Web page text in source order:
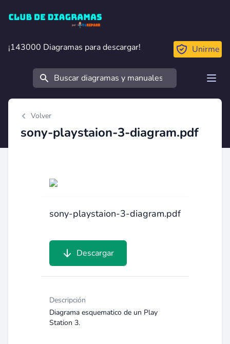
Club de Diagramas
¡143000 Diagramas para descargar!
¡143000 Diagramas para descargar! Unirme
Buscar
Volver
sony-playstaion-3-diagram.pdf
sony-playstaion-3-diagram.pdf
Descargar
Descripción
Diagrama esquematico de un Play
Station 3.